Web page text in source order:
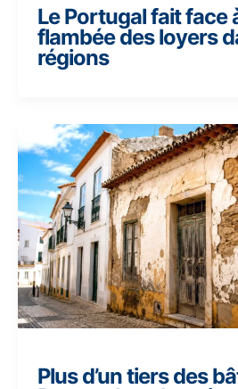
Le Portugal fait face
flambée des loyers
régions
Plus d’un tiers des